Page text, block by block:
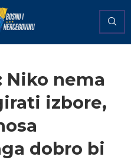
Niko nema
izbore,
dobro bi